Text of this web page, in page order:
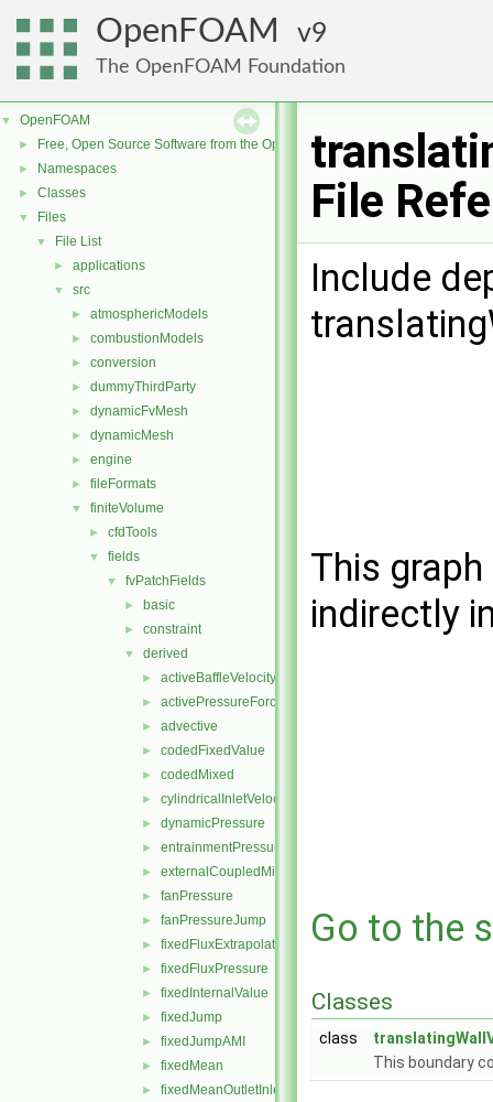
OpenFOAM 9
The OpenFOAM Foundation
▼ OpenFOAM
► Free, Open Source Software from the OpenFOAM Foundation
► Namespaces
► Classes
▼ Files
▼ File List
► applications
▼ src
► atmosphericModels
► combustionModels
► conversion
► dummyThirdParty
► dynamicFvMesh
► dynamicMesh
► engine
► fileFormats
▼ finiteVolume
► cfdTools
▼ fields
▼ fvPatchFields
► basic
► constraint
▼ derived
► activeBaffleVelocity
► activePressureForceBaffleVelocity
► advective
► codedFixedValue
► codedMixed
► cylindricalInletVelocity
► dynamicPressure
► entrainmentPressure
► externalCoupledMixed
► fanPressure
► fanPressureJump
► fixedFluxExtrapolatedPressure
► fixedFluxPressure
► fixedInternalValue
► fixedJump
► fixedJumpAMI
► fixedMean
► fixedMeanOutletInlet
File
Include
This
indirectly
Go to the
Classes
class
This boundary